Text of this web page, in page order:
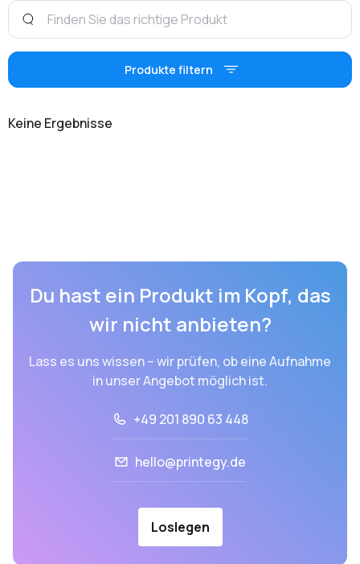
Produkte filtern
Keine Ergebnisse
Du hast ein Produkt im Kopf, das
wir nicht anbieten?
Lass es uns wissen – wir prüfen, ob eine Aufnahme
in unser Angebot möglich ist.
+49 201 890 63 448
hello@printegy.de
Loslegen